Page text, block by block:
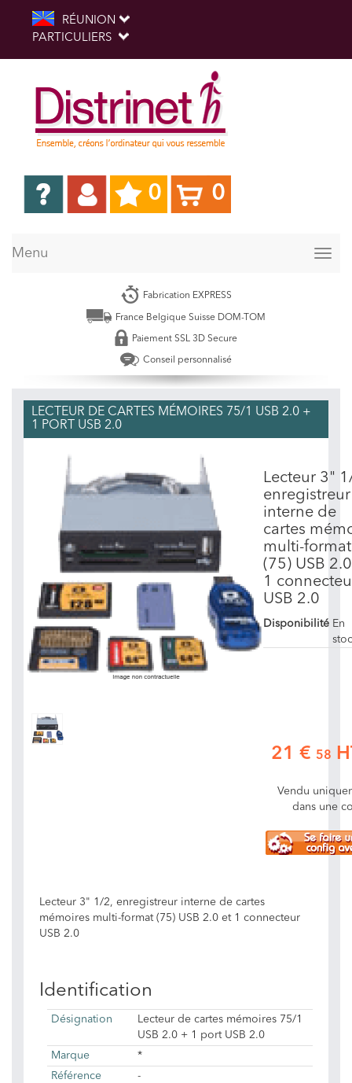
RÉUNION
PARTICULIERS
0 0
Menu
Fabrication EXPRESS
France Belgique Suisse DOM-TOM
Paiement SSL 3D Secure
Conseil personnalisé
LECTEUR DE CARTES MÉMOIRES 75/1 USB 2.0 +
1 PORT USB 2.0
Lecteur 3"
enregistreur
interne de
cartes
multi-format
(75) USB
1
USB 2.0
Disponibilité En
21 € 58
Vendu
dans une
Lecteur 3" 1/2, enregistreur interne de cartes
mémoires multi-format (75) USB 2.0 et 1 connecteur
USB 2.0
Identification
Désignation
Lecteur de cartes mémoires 75/1
USB 2.0 + 1 port USB 2.0
Marque
*
Référence
-